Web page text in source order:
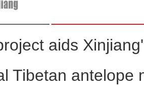
aids
Tibetan antelope